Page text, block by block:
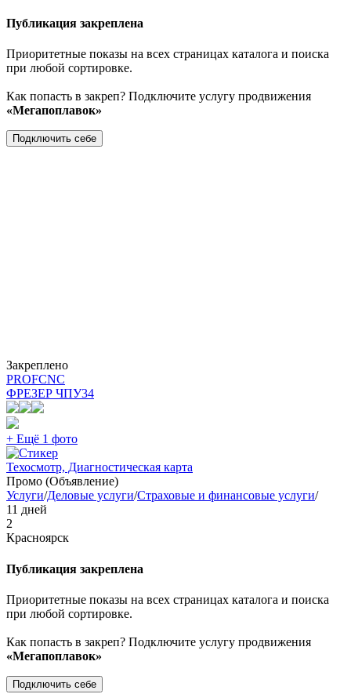
Публикация закреплена
Приоритетные показы на всех страницах каталога и поиска
при любой сортировке.
Как попасть в закреп? Подключите услугу продвижения
«Мегапоплавок»
Подключить себе
Закреплено
PROFCNC
ФРЕЗЕР ЧПУ34
+ Ещё 1 фото
Техосмотр, Диагностическая карта
Промо (Объявление)
Услуги/Деловые услуги/Страховые и финансовые услуги/
11 дней
2
Красноярск
Публикация закреплена
Приоритетные показы на всех страницах каталога и поиска
при любой сортировке.
Как попасть в закреп? Подключите услугу продвижения
«Мегапоплавок»
Подключить себе